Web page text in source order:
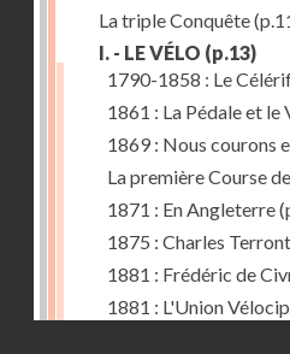
La triple Conquête
I. - LE VÉLO (p.13)
1790-1858 : Le
1861 : La Pédale et le
1869 : Nous courons
La première Course
1871 : En Angleterre
1875 : Charles Terront
1881 : Frédéric de
1881 : L'Union